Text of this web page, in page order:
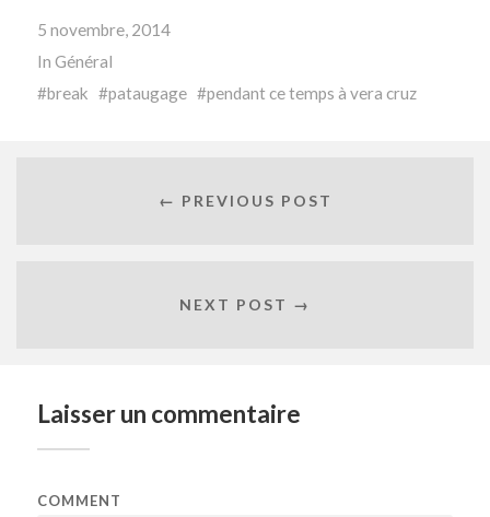
5 novembre, 2014
In Général
break
pataugage pendant ce temps à vera cruz
← PREVIOUS POST
NEXT POST →
Laisser un commentaire
COMMENT